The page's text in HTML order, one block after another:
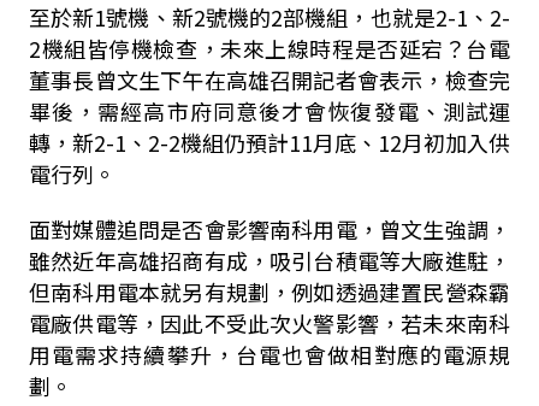
至於新1號機、新2號機的2部機組，也就是2-1、2-
2機組皆停機檢查，未來上線時程是否延宕？台電
董事長曾文生下午在高雄召開記者會表示，檢查完
畢後，需經高市府同意後才會恢復發電、測試運
轉，新2-1、2-2機組仍預計11月底、12月初加入供
電行列。
面對媒體追問是否會影響南科用電，曾文生強調，
雖然近年高雄招商有成，吸引台積電等大廠進駐，
但南科用電本就另有規劃，例如透過建置民營森霸
電廠供電等，因此不受此次火警影響，若未來南科
用電需求持續攀升，台電也會做相對應的電源規
劃。